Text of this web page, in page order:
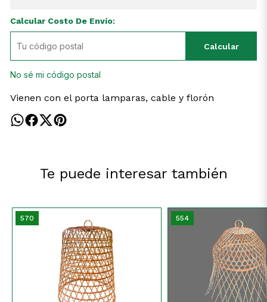
Calcular Costo De Envío:
Calcular
No sé mi código postal
Vienen con el porta lamparas, cable y florón
Te puede interesar también
570 554